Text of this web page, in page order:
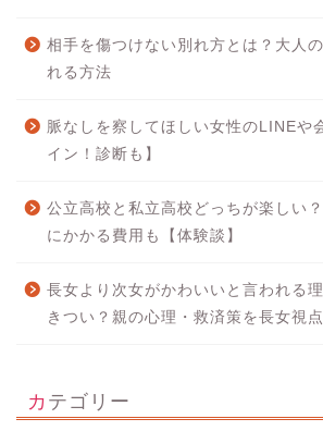
相手を傷つけない別れ方とは？大人
れる方法
脈なしを察してほしい女性のLINEや
イン！診断も】
公立高校と私立高校どっちが楽しい
にかかる費用も【体験談】
長女より次女がかわいいと言われる
きつい？親の心理・救済策を長女視
カテゴリー